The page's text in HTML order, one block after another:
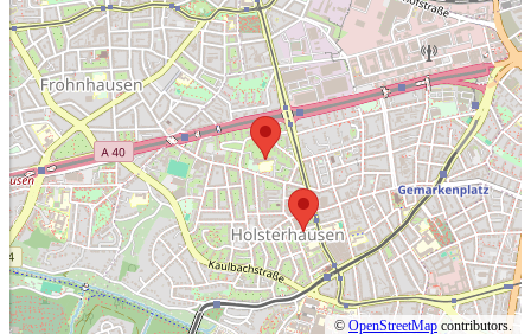
© OpenStreetMap contributors.